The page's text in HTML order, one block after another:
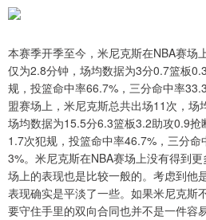
本赛季开季至今，米尼克斯在NBA赛场
仅为2.8分钟，场均数据为3分0.7篮板
规，投篮命中率66.7%，三分命中率
盟赛场上，米尼克斯总共出场11次，场
场均数据为15.5分6.3篮板3.2助攻0.9
1.7次犯规，投篮命中率46.7%，三分
3%。米尼克斯在NBA赛场上没有得到
场上的表现也是比较一般的。考虑到他
表现确实是平淡了一些。如果米尼克斯
要守住手里的双向合同也并不是一件容